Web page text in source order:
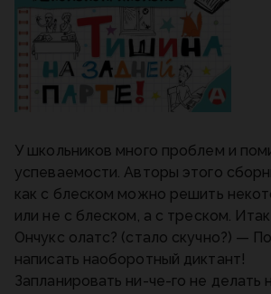
У школьников много проблем и
успеваемости. Авторы этого
как с блеском можно решить
или не с блеском, а с треском.
Ончукс олатс? (стало скучно?) —
написать наоборотный диктант!
Запланировать ни-че-го не делать